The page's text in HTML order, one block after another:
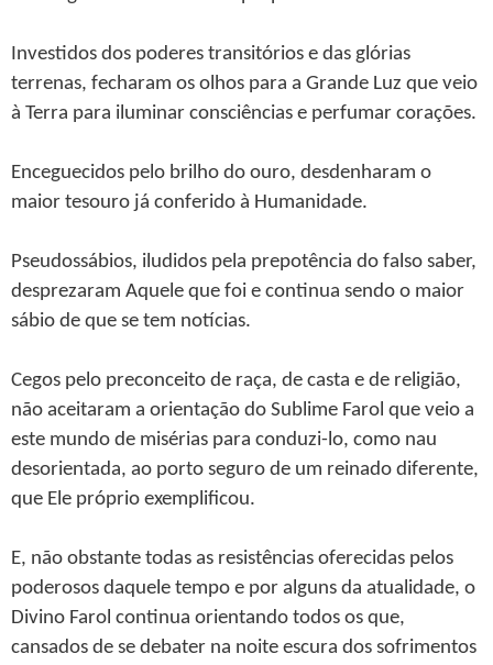
Investidos dos poderes transitórios e das glórias
terrenas, fecharam os olhos para a Grande Luz que veio
à Terra para iluminar consciências e perfumar corações.
Enceguecidos pelo brilho do ouro, desdenharam o
maior tesouro já conferido à Humanidade.
Pseudossábios, iludidos pela prepotência do falso saber,
desprezaram Aquele que foi e continua sendo o maior
sábio de que se tem notícias.
Cegos pelo preconceito de raça, de casta e de religião,
não aceitaram a orientação do Sublime Farol que veio a
este mundo de misérias para conduzi-lo, como nau
desorientada, ao porto seguro de um reinado diferente,
que Ele próprio exemplificou.
E, não obstante todas as resistências oferecidas pelos
poderosos daquele tempo e por alguns da atualidade, o
Divino Farol continua orientando todos os que,
cansados de se debater na noite escura dos sofrimentos